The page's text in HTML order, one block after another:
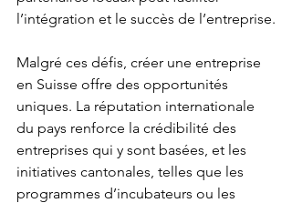
l’intégration et le succès de l’entreprise.
Malgré ces défis, créer une entreprise
en Suisse offre des opportunités
uniques. La réputation internationale
du pays renforce la crédibilité des
entreprises qui y sont basées, et les
initiatives cantonales, telles que les
programmes d’incubateurs ou les